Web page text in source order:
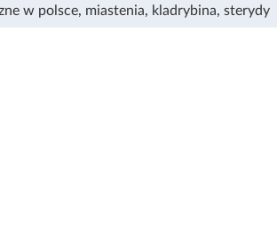
w polsce, miastenia, kladrybina, sterydy